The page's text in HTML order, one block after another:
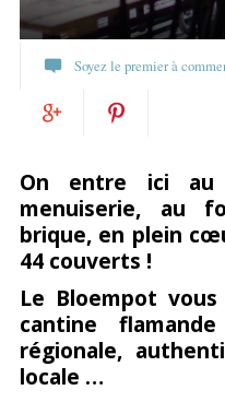
Soyez le premier à
sur
Google+
it
On entre ici au
menuiserie, au
brique, en plein
44 couverts !
Le Bloempot
cantine
régionale,
locale …